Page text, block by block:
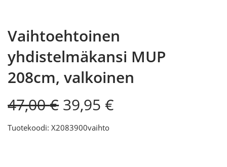
Vaihtoehtoinen
yhdistelmäkansi MUP
208cm, valkoinen
47,00€ Original
price
was:
47,00 €.
39,95 €
Tuotekoodi: X2083900vaihto